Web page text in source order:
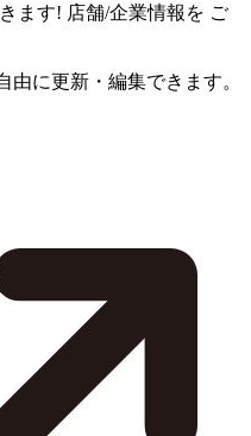
ます! 店舗/企業情報を ご
に更新・編集できます。